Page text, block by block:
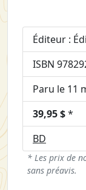
Éditeur :
ISBN
Paru le 11
39,95 $*
BD
* Les prix de
sans préavis.